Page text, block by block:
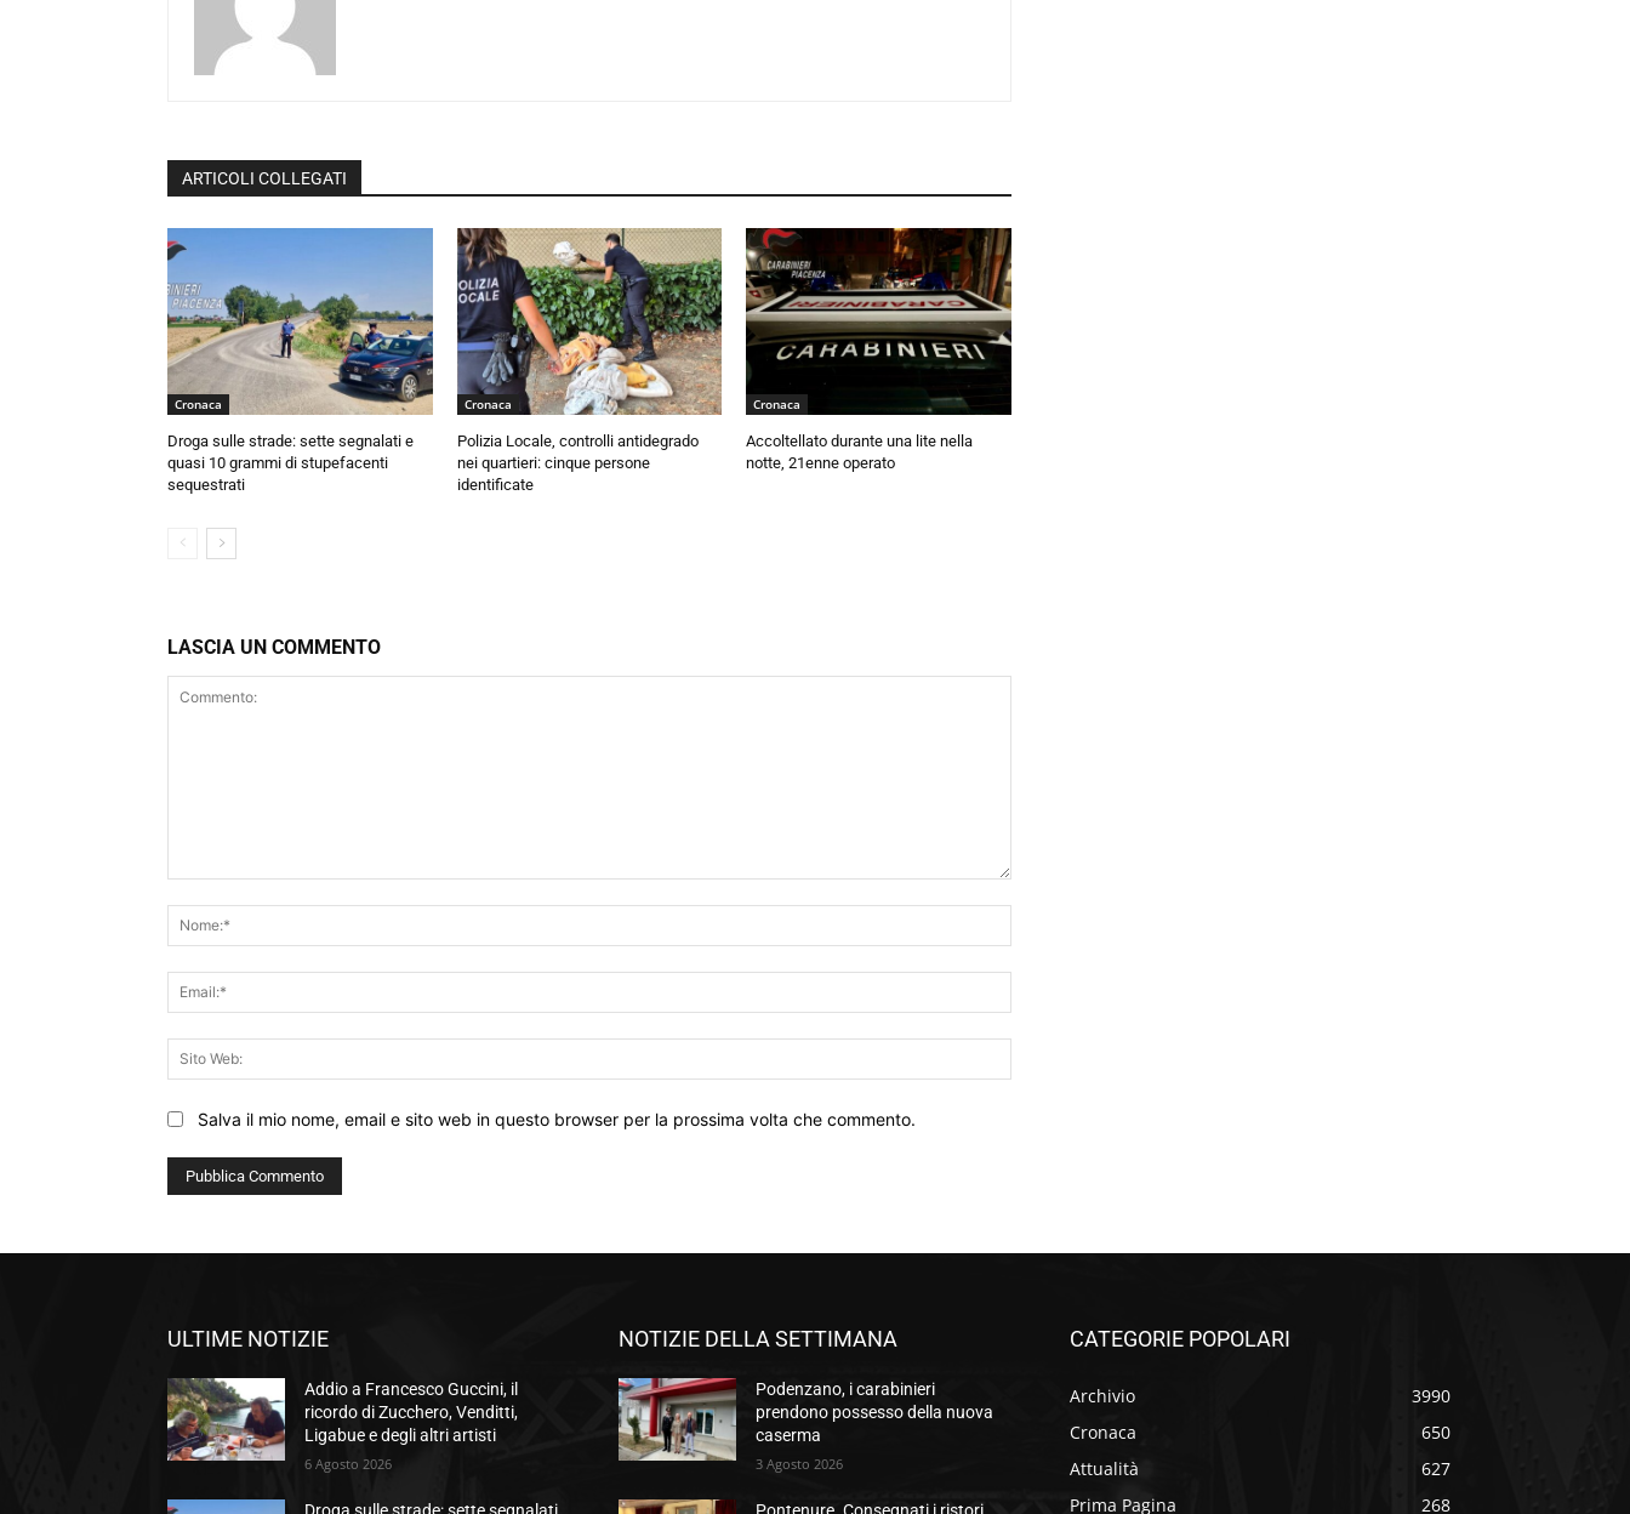
ARTICOLI COLLEGATI
Cronaca
Droga sulle strade: sette segnalati e
quasi 10 grammi di stupefacenti
sequestrati
Cronaca
Polizia Locale, controlli antidegrado
nei quartieri: cinque persone
identificate
Cronaca
Accoltellato durante una lite nella
notte, 21enne operato
LASCIA UN COMMENTO
Web:
Salva il mio nome, email e sito web in questo browser per la prossima volta che commento.
ULTIME NOTIZIE
Addio a Francesco Guccini, il
ricordo di Zucchero, Venditti,
Ligabue e degli altri artisti
6 Agosto 2026
NOTIZIE DELLA SETTIMANA
Podenzano, i carabinieri
prendono possesso della nuova
caserma
3 Agosto 2026
CATEGORIE POPOLARI
Archivio
3990
Cronaca
650
Attualità
627
Prima Pagina
268